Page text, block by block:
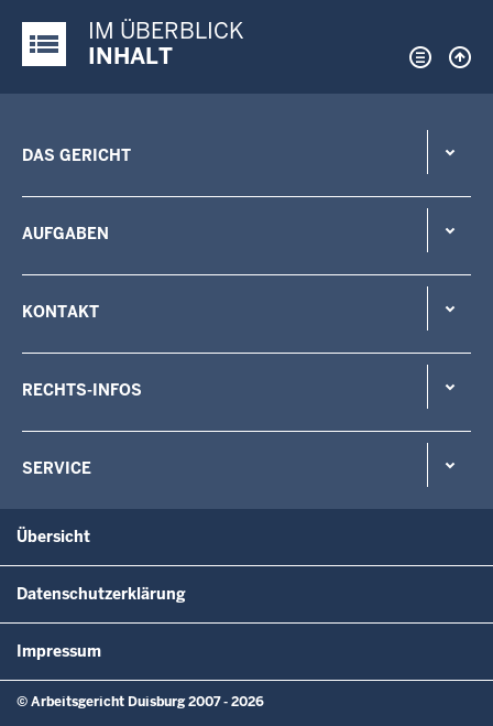
Justiz-Portal im Überblick:
IM ÜBERBLICK
INHALT
DAS GERICHT
AUFGABEN
KONTAKT
RECHTS-INFOS
SERVICE
Übersicht
Datenschutzerklärung
Impressum
© Arbeitsgericht Duisburg 2007 - 2026